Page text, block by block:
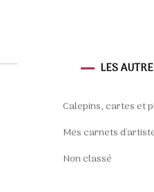
LES
Calepins, cartes et
Mes carnets
Non classé